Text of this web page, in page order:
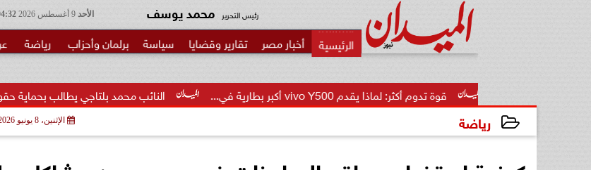
الأحد 04:32 رئيس التحرير محمد يوسف
أخبار مصر تقارير وقضايا سياسة برلمان وأحزاب رياضة
النائب محمد بلتاجي يطالب بحماية حقوق أصحاب قوة تدوم أكثر: لماذا يقدم vivo Y500 أكبر بطارية في...
رياضة الإثنين، 8 يونيو 2026